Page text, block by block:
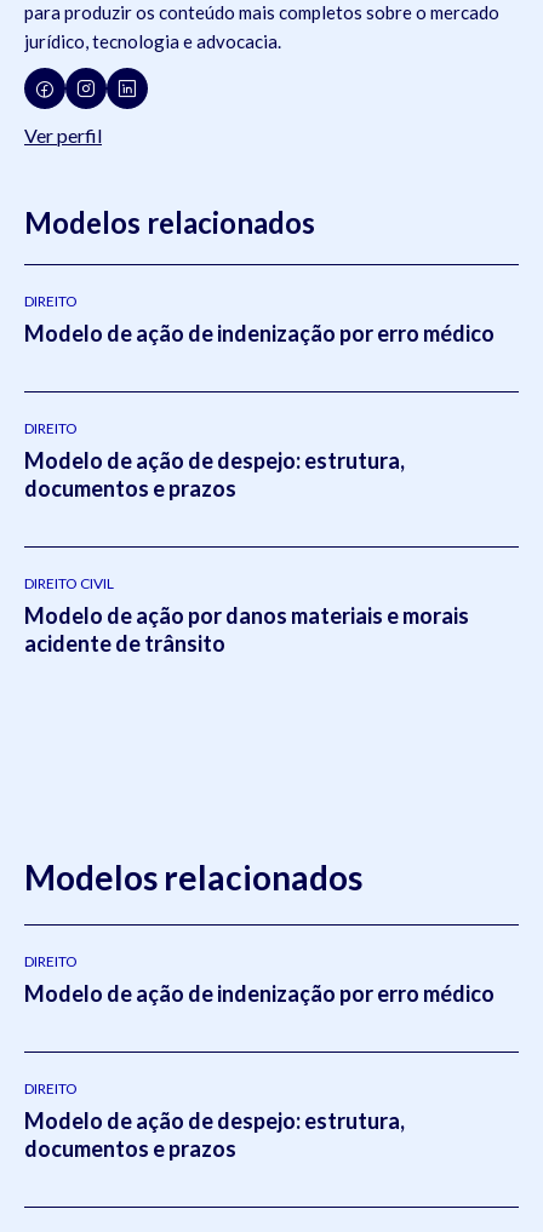
para produzir os conteúdo mais completos sobre o mercado
jurídico, tecnologia e advocacia.
Ver perfil
Modelos relacionados
DIREITO
Modelo de ação de indenização por erro médico
DIREITO
Modelo de ação de despejo: estrutura,
documentos e prazos
DIREITO CIVIL
Modelo de ação por danos materiais e morais
acidente de trânsito
Modelos relacionados
DIREITO
Modelo de ação de indenização por erro médico
DIREITO
Modelo de ação de despejo: estrutura,
documentos e prazos